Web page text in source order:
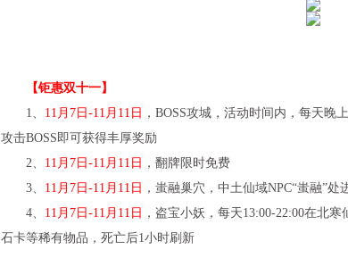
【钜惠双十一】
1、 11月7日-11月11日 ，BOSS攻城，活动时间内，每天晚
攻击BOSS即可获得丰厚奖励
2、 11月7日-11月11日 ，翻牌限时免费
3、 11月7日-11月11日 ，蚩融巢穴，中土仙域NPC“蚩融”
4、 11月7日-11月11日 ，盗宝小妖，每天13:00-22:00在北
石卡等稀有物品，死亡后1小时刷新